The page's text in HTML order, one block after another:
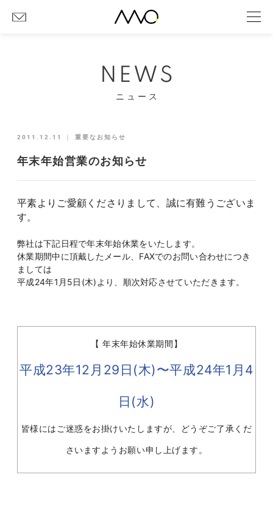
NEWS
ニュース
2011.12.11 ｜ 重要なお知らせ
年末年始営業のお知らせ
平素よりご愛顧くださりまして、誠に有難うございま
す。
弊社は下記日程で年末年始休業をいたします。
休業期間中に頂戴したメール、FAXでのお問い合わせにつき
ましては
平成24年1月5日(木)より、順次対応させていただきます。
【 年末年始休業期間】
平成23年12月29日(木)〜平成24年1月4
日(水)
皆様にはご迷惑をお掛けいたしますが、どうぞご了承くだ
さいますようお願い申し上げます。